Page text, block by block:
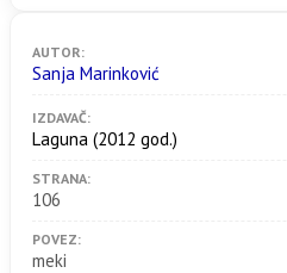
AUTOR:
Sanja Marinković
IZDAVAČ:
Laguna (2012 god.)
STRANA:
106
POVEZ:
meki